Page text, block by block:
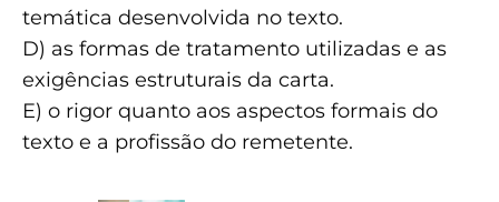
temática desenvolvida no texto.
D) as formas de tratamento utilizadas e as
exigências estruturais da carta.
E) o rigor quanto aos aspectos formais do
texto e a profissão do remetente.